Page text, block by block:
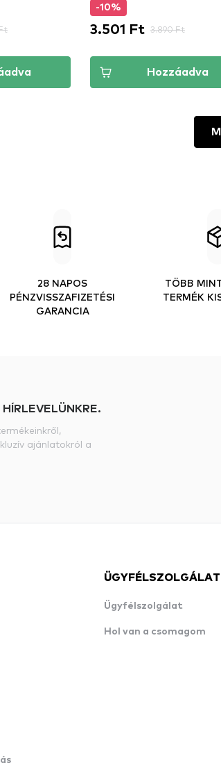
-10%
3.501 Ft 3.890 Ft
Hozzáadva
28 NAPOS
PÉNZVISSZAFIZETÉSI
GARANCIA
TÖBB
TERMÉK
HÍRLEVELÜNKRE.
ajánlatokról a
ÜGYFÉLSZOLGÁLAT
Ügyfélszolgálat
Hol van a csomagom